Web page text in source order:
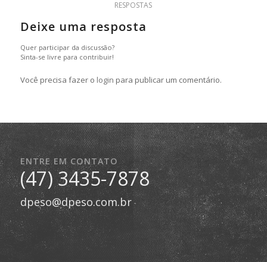
RESPOSTAS
Deixe uma resposta
Quer participar da discussão?
Sinta-se livre para contribuir!
Você precisa fazer o login para publicar um comentário.
ENTRE EM CONTATO
(47) 3435-7878
dpeso@dpeso.com.br